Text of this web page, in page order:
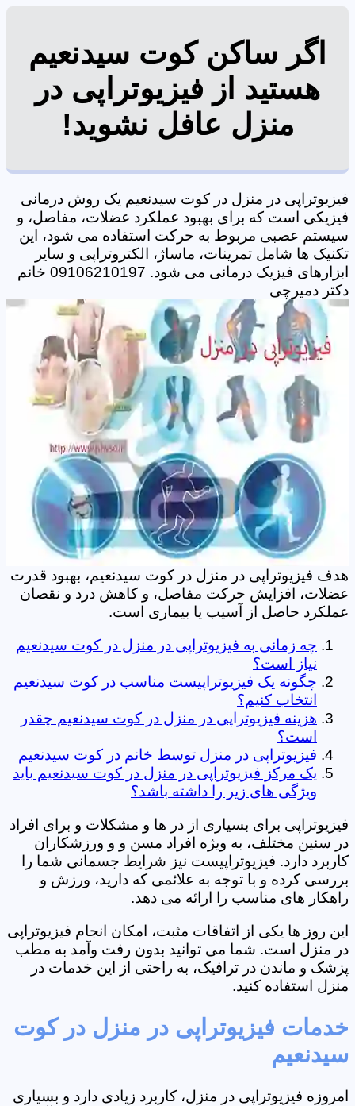
اگر ساکن کوت سیدنعیم
هستید از فیزیوتراپی در
منزل عافل نشوید!
فیزیوتراپی در منزل در کوت سیدنعیم یک روش درمانی
فیزیکی است که برای بهبود عملکرد عضلات، مفاصل، و
سیستم عصبی مربوط به حرکت استفاده می شود، این
تکنیک ها شامل تمرینات، ماساژ، الکتروتراپی و سایر
ابزارهای فیزیک درمانی می شود. 09106210197 خانم
دکتر دمیرچی
هدف فیزیوتراپی در منزل در کوت سیدنعیم، بهبود قدرت
عضلات، افزایش حرکت مفاصل، و کاهش درد و نقصان
عملکرد حاصل از آسیب یا بیماری است.
چه زمانی به فیزیوتراپی در منزل در کوت سیدنعیم
نیاز است؟
چگونه یک فیزیوتراپیست مناسب در کوت سیدنعیم
انتخاب کنیم؟
هزینه فیزیوتراپی در منزل در کوت سیدنعیم چقدر
است؟
فیزیوتراپی در منزل توسط خانم در کوت سیدنعیم
یک مرکز فیزیوتراپی در منزل در کوت سیدنعیم باید
ویژگی های زیر را داشته باشد؟
فیزیوتراپی برای بسیاری از در ها و مشکلات و برای افراد
در سنین مختلف، به ویژه افراد مسن و و ورزشکاران
کاربرد دارد. فیزیوتراپیست نیز شرایط جسمانی شما را
بررسی کرده و با توجه به علائمی که دارید، ورزش و
راهکار های مناسب را ارائه می دهد.
این روز ها یکی از اتفاقات مثبت، امکان انجام فیزیوتراپی
در منزل است. شما می توانید بدون رفت وآمد به مطب
پزشک و ماندن در ترافیک، به راحتی از این خدمات در
منزل استفاده کنید.
خدمات فیزیوتراپی در منزل در کوت
سیدنعیم
امروزه فیزیوتراپی در منزل، کاربرد زیادی دارد و بسیاری